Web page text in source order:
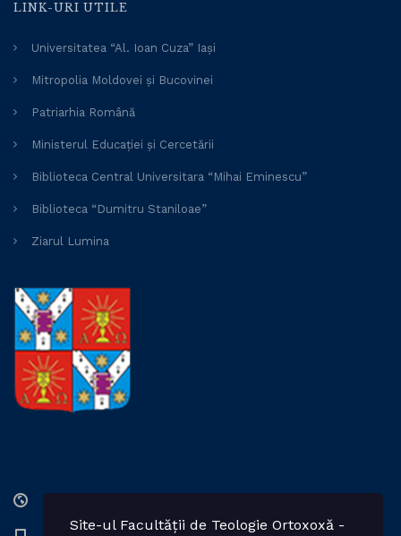
LINK-URI UTILE
Universitatea “Al. Ioan Cuza” Iași
Mitropolia Moldovei și Bucovinei
Patriarhia Română
Ministerul Educației și Cercetării
Biblioteca Central Universitara “Mihai Eminescu”
Biblioteca “Dumitru Staniloae”
Ziarul Lumina
Site-ul Facultății de Teologie Ortoxoxă -